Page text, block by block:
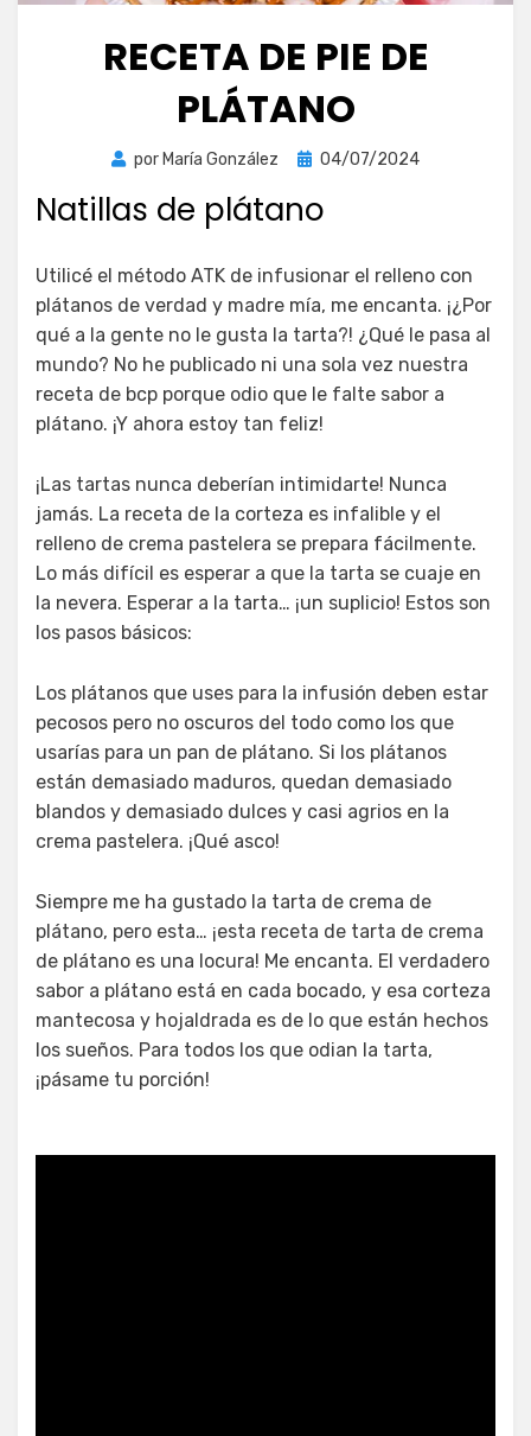
RECETA DE PIE DE
PLÁTANO
por María González
Publicada
04/07/2024
Natillas de plátano
Utilicé el método ATK de infusionar el relleno con
plátanos de verdad y madre mía, me encanta. ¡¿Por
qué a la gente no le gusta la tarta?! ¿Qué le pasa al
mundo? No he publicado ni una sola vez nuestra
receta de bcp porque odio que le falte sabor a
plátano. ¡Y ahora estoy tan feliz!
¡Las tartas nunca deberían intimidarte! Nunca
jamás. La receta de la corteza es infalible y el
relleno de crema pastelera se prepara fácilmente.
Lo más difícil es esperar a que la tarta se cuaje en
la nevera. Esperar a la tarta… ¡un suplicio! Estos son
los pasos básicos:
Los plátanos que uses para la infusión deben estar
pecosos pero no oscuros del todo como los que
usarías para un pan de plátano. Si los plátanos
están demasiado maduros, quedan demasiado
blandos y demasiado dulces y casi agrios en la
crema pastelera. ¡Qué asco!
Siempre me ha gustado la tarta de crema de
plátano, pero esta… ¡esta receta de tarta de crema
de plátano es una locura! Me encanta. El verdadero
sabor a plátano está en cada bocado, y esa corteza
mantecosa y hojaldrada es de lo que están hechos
los sueños. Para todos los que odian la tarta,
¡pásame tu porción!